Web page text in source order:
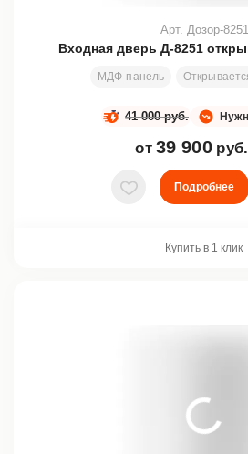
Входная дверь Д-8251
МДФ-панель
Арт. Дозор-8251
41 000 руб.
от 39 900 руб.
В избранное
Подробнее
Купить в 1 клик